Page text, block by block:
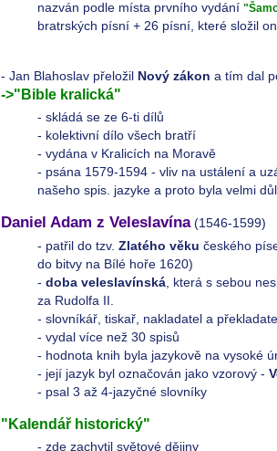
nazván podle místa prvního vydání
bratrských písní + 26 písní, které složil
- Jan Blahoslav přeložil Nový zákon a tím dal
->"Bible kralická"
- skládá se ze 6-ti dílů
- kolektivní dílo všech bratří
- vydána v Kralicích na Moravě
- psána 1579-1594 - vliv na ustálení a
našeho spis. jazyke a proto byla velmi
Daniel Adam z Veleslavína(1546-1599)
- patřil do tzv. Zlatého věku českého
do bitvy na Bílé hoře 1620)
- doba veleslavínská, která s sebou
za Rudolfa II.
- slovníkář, tiskař, nakladatel a
- vydal více než 30 spisů
- hodnota knih byla jazykově na vysoké
- její jazyk byl označován jako vzorový -
- psal 3 až 4-jazyčné slovníky
"Kalendář historický"
- zde zachytil světové dějiny